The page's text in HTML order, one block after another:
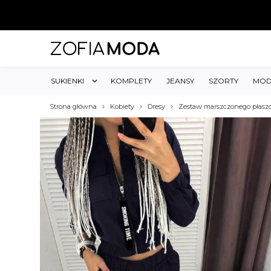
SUKIENKI KOMPLETY JEANSY SZORTY
Strona główna Kobiety Dresy Zestaw marszczonego